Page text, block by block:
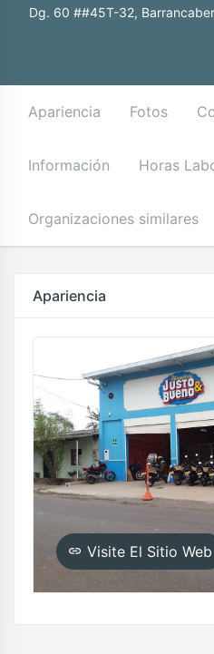
Dg. 60 ##45T-32,
Apariencia Fotos
Información Horas
Organizaciones similares
Apariencia
Visite El Sitio Web